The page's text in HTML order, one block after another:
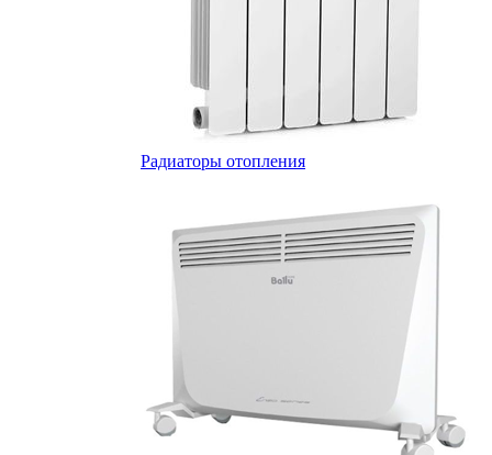
Радиаторы отопления